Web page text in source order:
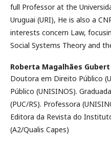
full Professor at the
Uruguai (URI), He is also a
interests concern Law,
Social Systems Theory and
Roberta Magalhães Gubert
Doutora em Direito Público
Público (UNISINOS).
(PUC/RS). Professora
Editora da Revista do
(A2/Qualis Capes)